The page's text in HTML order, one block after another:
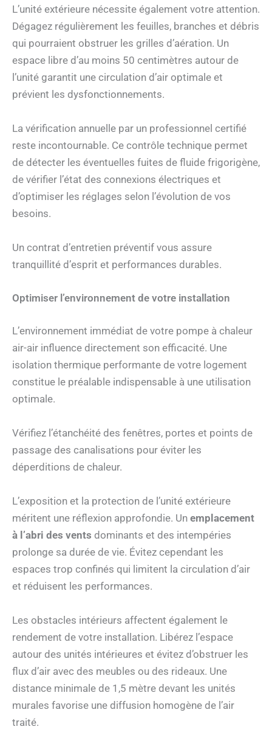
L’unité extérieure nécessite également votre attention.
Dégagez régulièrement les feuilles, branches et débris
qui pourraient obstruer les grilles d’aération. Un
espace libre d’au moins 50 centimètres autour de
l’unité garantit une circulation d’air optimale et
prévient les dysfonctionnements.
La vérification annuelle par un professionnel certifié
reste incontournable. Ce contrôle technique permet
de détecter les éventuelles fuites de fluide frigorigène,
de vérifier l’état des connexions électriques et
d’optimiser les réglages selon l’évolution de vos
besoins.
Un contrat d’entretien préventif vous assure
tranquillité d’esprit et performances durables.
Optimiser l’environnement de votre installation
L’environnement immédiat de votre pompe à chaleur
air-air influence directement son efficacité. Une
isolation thermique performante de votre logement
constitue le préalable indispensable à une utilisation
optimale.
Vérifiez l’étanchéité des fenêtres, portes et points de
passage des canalisations pour éviter les
déperditions de chaleur.
L’exposition et la protection de l’unité extérieure
méritent une réflexion approfondie. Un emplacement
à l’abri des vents dominants et des intempéries
prolonge sa durée de vie. Évitez cependant les
espaces trop confinés qui limitent la circulation d’air
et réduisent les performances.
Les obstacles intérieurs affectent également le
rendement de votre installation. Libérez l’espace
autour des unités intérieures et évitez d’obstruer les
flux d’air avec des meubles ou des rideaux. Une
distance minimale de 1,5 mètre devant les unités
murales favorise une diffusion homogène de l’air
traité.